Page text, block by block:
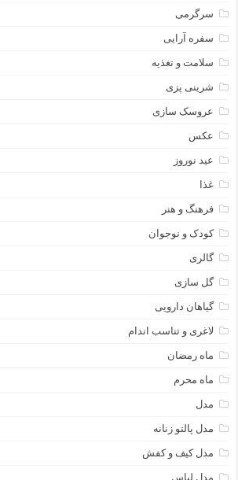
سرگرمی
سفره آرایی
سلامت و تغذیه
شرینی پزی
عروسک سازی
عکس
عید نوروز
غذا
فرهنگ و هنر
کودک و نوجوان
گالری
گل سازی
گیاهان دارویی
لاغری و تناسب اندام
ماه رمضان
ماه محرم
مدل
مدل پالتو زنانه
مدل کیف و کفش
مدل لباس